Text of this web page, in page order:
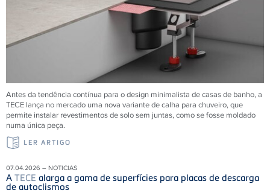
Antes da tendência contínua para o design minimalista de casas de banho, a
TECE lança no mercado uma nova variante de calha para chuveiro, que
permite instalar revestimentos de solo sem juntas, como se fosse moldado
numa única peça.
LER ARTIGO
07.04.2026 – NOTICIAS
A TECE alarga a gama de superfícies para placas de descarga
de autoclismos